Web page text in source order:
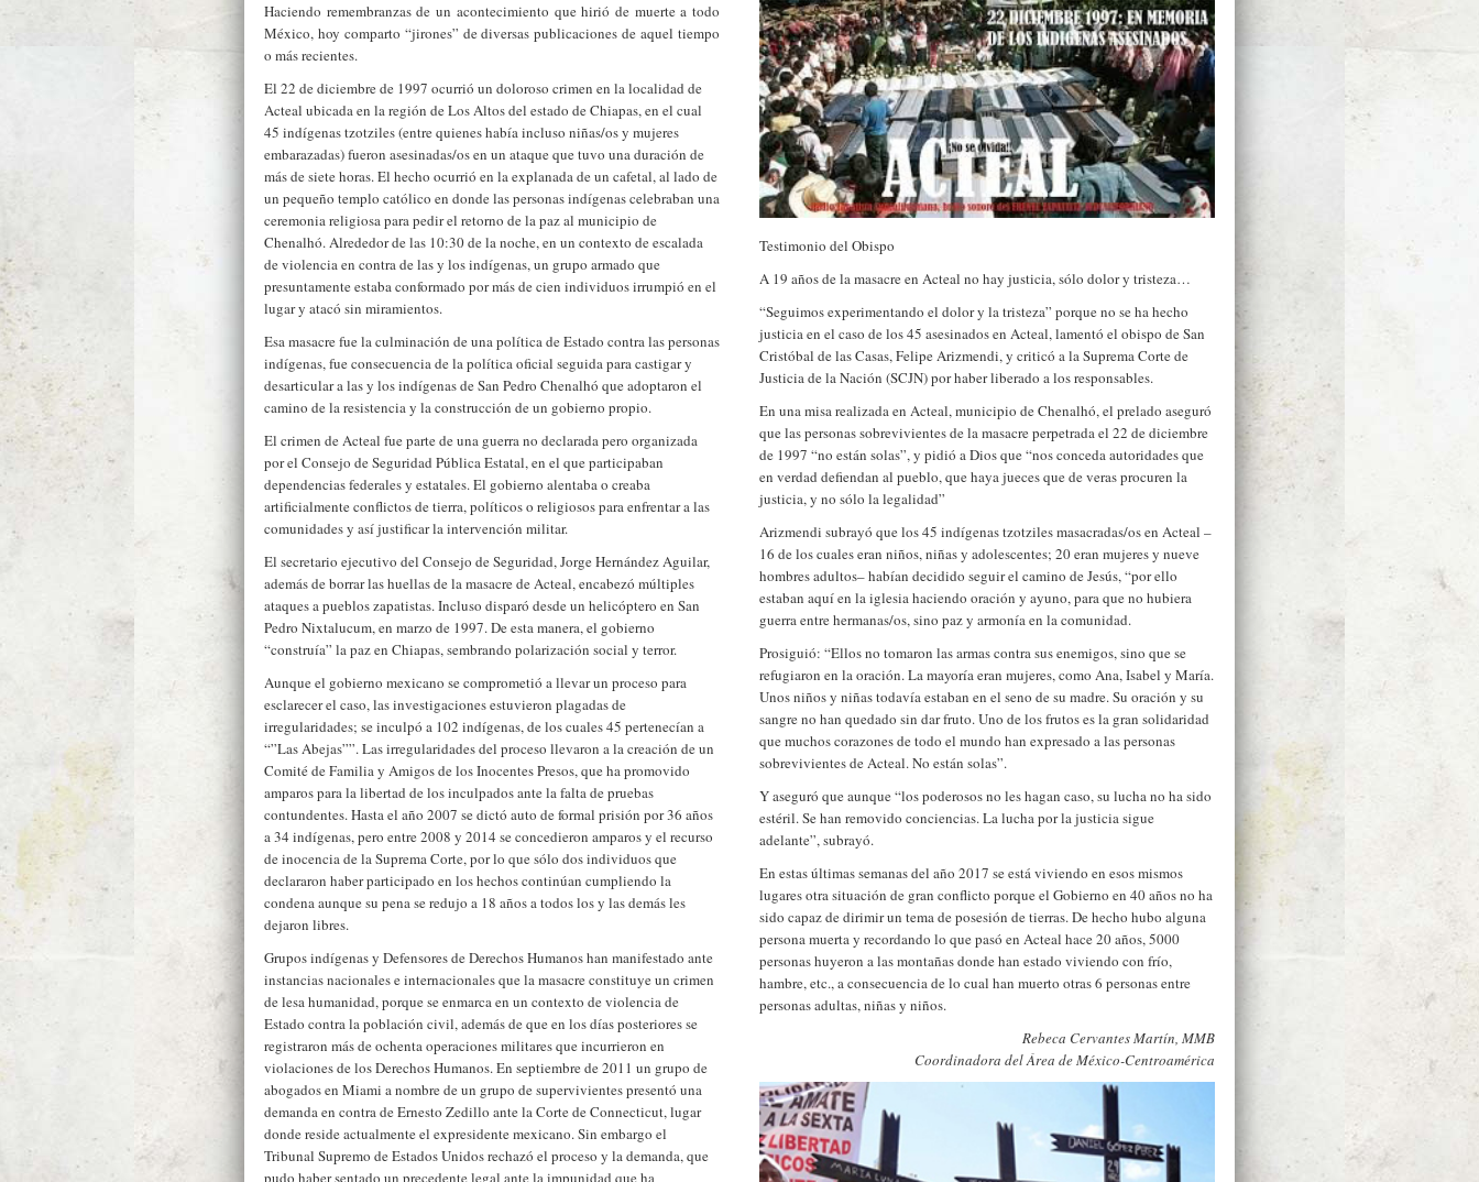
Haciendo remembranzas de un acontecimiento que hirió de muerte a todo
México, hoy comparto “jirones” de diversas publicaciones de aquel tiempo
o más recientes.
El 22 de diciembre de 1997 ocurrió un doloroso crimen en la localidad de
Acteal ubicada en la región de Los Altos del estado de Chiapas, en el cual
45 indígenas tzotziles (entre quienes había incluso niñas/os y mujeres
embarazadas) fueron asesinadas/os en un ataque que tuvo una duración de
más de siete horas. El hecho ocurrió en la explanada de un cafetal, al lado de
un pequeño templo católico en donde las personas indígenas celebraban una
ceremonia religiosa para pedir el retorno de la paz al municipio de
Chenalhó. Alrededor de las 10:30 de la noche, en un contexto de escalada
de violencia en contra de las y los indígenas, un grupo armado que
presuntamente estaba conformado por más de cien individuos irrumpió en el
lugar y atacó sin miramientos.
Esa masacre fue la culminación de una política de Estado contra las personas
indígenas, fue consecuencia de la política oficial seguida para castigar y
desarticular a las y los indígenas de San Pedro Chenalhó que adoptaron el
camino de la resistencia y la construcción de un gobierno propio.
El crimen de Acteal fue parte de una guerra no declarada pero organizada
por el Consejo de Seguridad Pública Estatal, en el que participaban
dependencias federales y estatales. El gobierno alentaba o creaba
artificialmente conflictos de tierra, políticos o religiosos para enfrentar a las
comunidades y así justificar la intervención militar.
El secretario ejecutivo del Consejo de Seguridad, Jorge Hernández Aguilar,
además de borrar las huellas de la masacre de Acteal, encabezó múltiples
ataques a pueblos zapatistas. Incluso disparó desde un helicóptero en San
Pedro Nixtalucum, en marzo de 1997. De esta manera, el gobierno
“construía” la paz en Chiapas, sembrando polarización social y terror.
Aunque el gobierno mexicano se comprometió a llevar un proceso para
esclarecer el caso, las investigaciones estuvieron plagadas de
irregularidades; se inculpó a 102 indígenas, de los cuales 45 pertenecían a
“”Las Abejas””. Las irregularidades del proceso llevaron a la creación de un
Comité de Familia y Amigos de los Inocentes Presos, que ha promovido
amparos para la libertad de los inculpados ante la falta de pruebas
contundentes. Hasta el año 2007 se dictó auto de formal prisión por 36 años
a 34 indígenas, pero entre 2008 y 2014 se concedieron amparos y el recurso
de inocencia de la Suprema Corte, por lo que sólo dos individuos que
declararon haber participado en los hechos continúan cumpliendo la
condena aunque su pena se redujo a 18 años a todos los y las demás les
dejaron libres.
Grupos indígenas y Defensores de Derechos Humanos han manifestado ante
instancias nacionales e internacionales que la masacre constituye un crimen
de lesa humanidad, porque se enmarca en un contexto de violencia de
Estado contra la población civil, además de que en los días posteriores se
registraron más de ochenta operaciones militares que incurrieron en
violaciones de los Derechos Humanos. En septiembre de 2011 un grupo de
abogados en Miami a nombre de un grupo de supervivientes presentó una
demanda en contra de Ernesto Zedillo ante la Corte de Connecticut, lugar
donde reside actualmente el expresidente mexicano. Sin embargo el
Tribunal Supremo de Estados Unidos rechazó el proceso y la demanda, que
pudo haber sentado un precedente legal ante la impunidad que ha
Testimonio del Obispo
A 19 años de la masacre en Acteal no hay justicia, sólo dolor y tristeza…
“Seguimos experimentando el dolor y la tristeza” porque no se ha hecho
justicia en el caso de los 45 asesinados en Acteal, lamentó el obispo de San
Cristóbal de las Casas, Felipe Arizmendi, y criticó a la Suprema Corte de
Justicia de la Nación (SCJN) por haber liberado a los responsables.
En una misa realizada en Acteal, municipio de Chenalhó, el prelado aseguró
que las personas sobrevivientes de la masacre perpetrada el 22 de diciembre
de 1997 “no están solas”, y pidió a Dios que “nos conceda autoridades que
en verdad defiendan al pueblo, que haya jueces que de veras procuren la
justicia, y no sólo la legalidad”
Arizmendi subrayó que los 45 indígenas tzotziles masacradas/os en Acteal –
16 de los cuales eran niños, niñas y adolescentes; 20 eran mujeres y nueve
hombres adultos– habían decidido seguir el camino de Jesús, “por ello
estaban aquí en la iglesia haciendo oración y ayuno, para que no hubiera
guerra entre hermanas/os, sino paz y armonía en la comunidad.
Prosiguió: “Ellos no tomaron las armas contra sus enemigos, sino que se
refugiaron en la oración. La mayoría eran mujeres, como Ana, Isabel y María.
Unos niños y niñas todavía estaban en el seno de su madre. Su oración y su
sangre no han quedado sin dar fruto. Uno de los frutos es la gran solidaridad
que muchos corazones de todo el mundo han expresado a las personas
sobrevivientes de Acteal. No están solas”.
Y aseguró que aunque “los poderosos no les hagan caso, su lucha no ha sido
estéril. Se han removido conciencias. La lucha por la justicia sigue
adelante”, subrayó.
En estas últimas semanas del año 2017 se está viviendo en esos mismos
lugares otra situación de gran conflicto porque el Gobierno en 40 años no ha
sido capaz de dirimir un tema de posesión de tierras. De hecho hubo alguna
persona muerta y recordando lo que pasó en Acteal hace 20 años, 5000
personas huyeron a las montañas donde han estado viviendo con frío,
hambre, etc., a consecuencia de lo cual han muerto otras 6 personas entre
personas adultas, niñas y niños.
Rebeca Cervantes Martín, MMB
Coordinadora del Área de México-Centroamérica